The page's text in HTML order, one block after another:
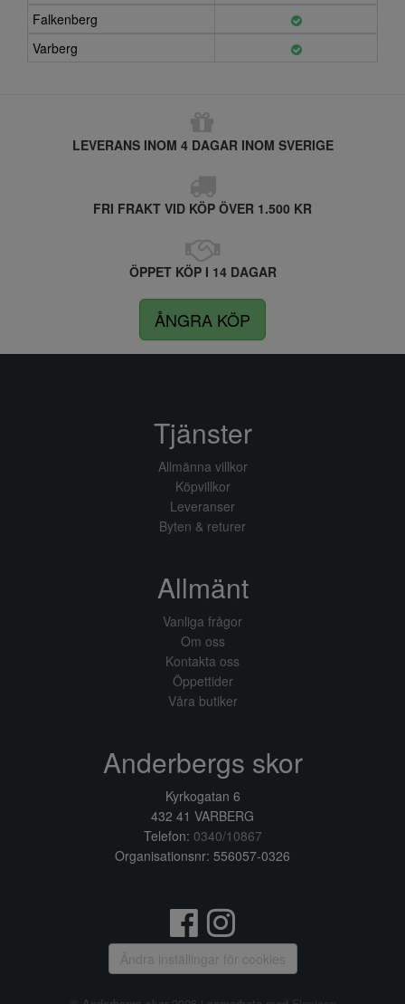
Falkenberg
Varberg
LEVERANS INOM 4 DAGAR INOM SVERIGE
FRI FRAKT VID KÖP ÖVER 1.500 KR
ÖPPET KÖP I 14 DAGAR
ÅNGRA KÖP
Tjänster
Allmänna villkor
Köpvillkor
Leveranser
Byten & returer
Allmänt
Vanliga frågor
Om oss
Kontakta oss
Öppettider
Våra butiker
Anderbergs skor
Kyrkogatan 6
432 41 VARBERG
Telefon: 0340/10867
Organisationsnr: 556057-0326
Ändra inställingar för cookies